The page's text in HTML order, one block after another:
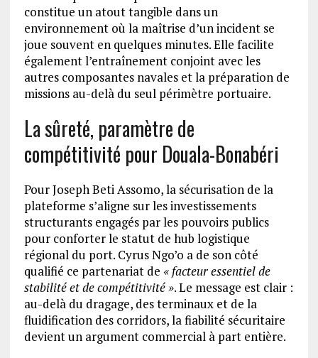
constitue un atout tangible dans un
environnement où la maîtrise d’un incident se
joue souvent en quelques minutes. Elle facilite
également l’entraînement conjoint avec les
autres composantes navales et la préparation de
missions au-delà du seul périmètre portuaire.
La sûreté, paramètre de
compétitivité pour Douala-Bonabéri
Pour Joseph Beti Assomo, la sécurisation de la
plateforme s’aligne sur les investissements
structurants engagés par les pouvoirs publics
pour conforter le statut de hub logistique
régional du port. Cyrus Ngo’o a de son côté
qualifié ce partenariat de « facteur essentiel de
stabilité et de compétitivité ». Le message est clair :
au-delà du dragage, des terminaux et de la
fluidification des corridors, la fiabilité sécuritaire
devient un argument commercial à part entière.